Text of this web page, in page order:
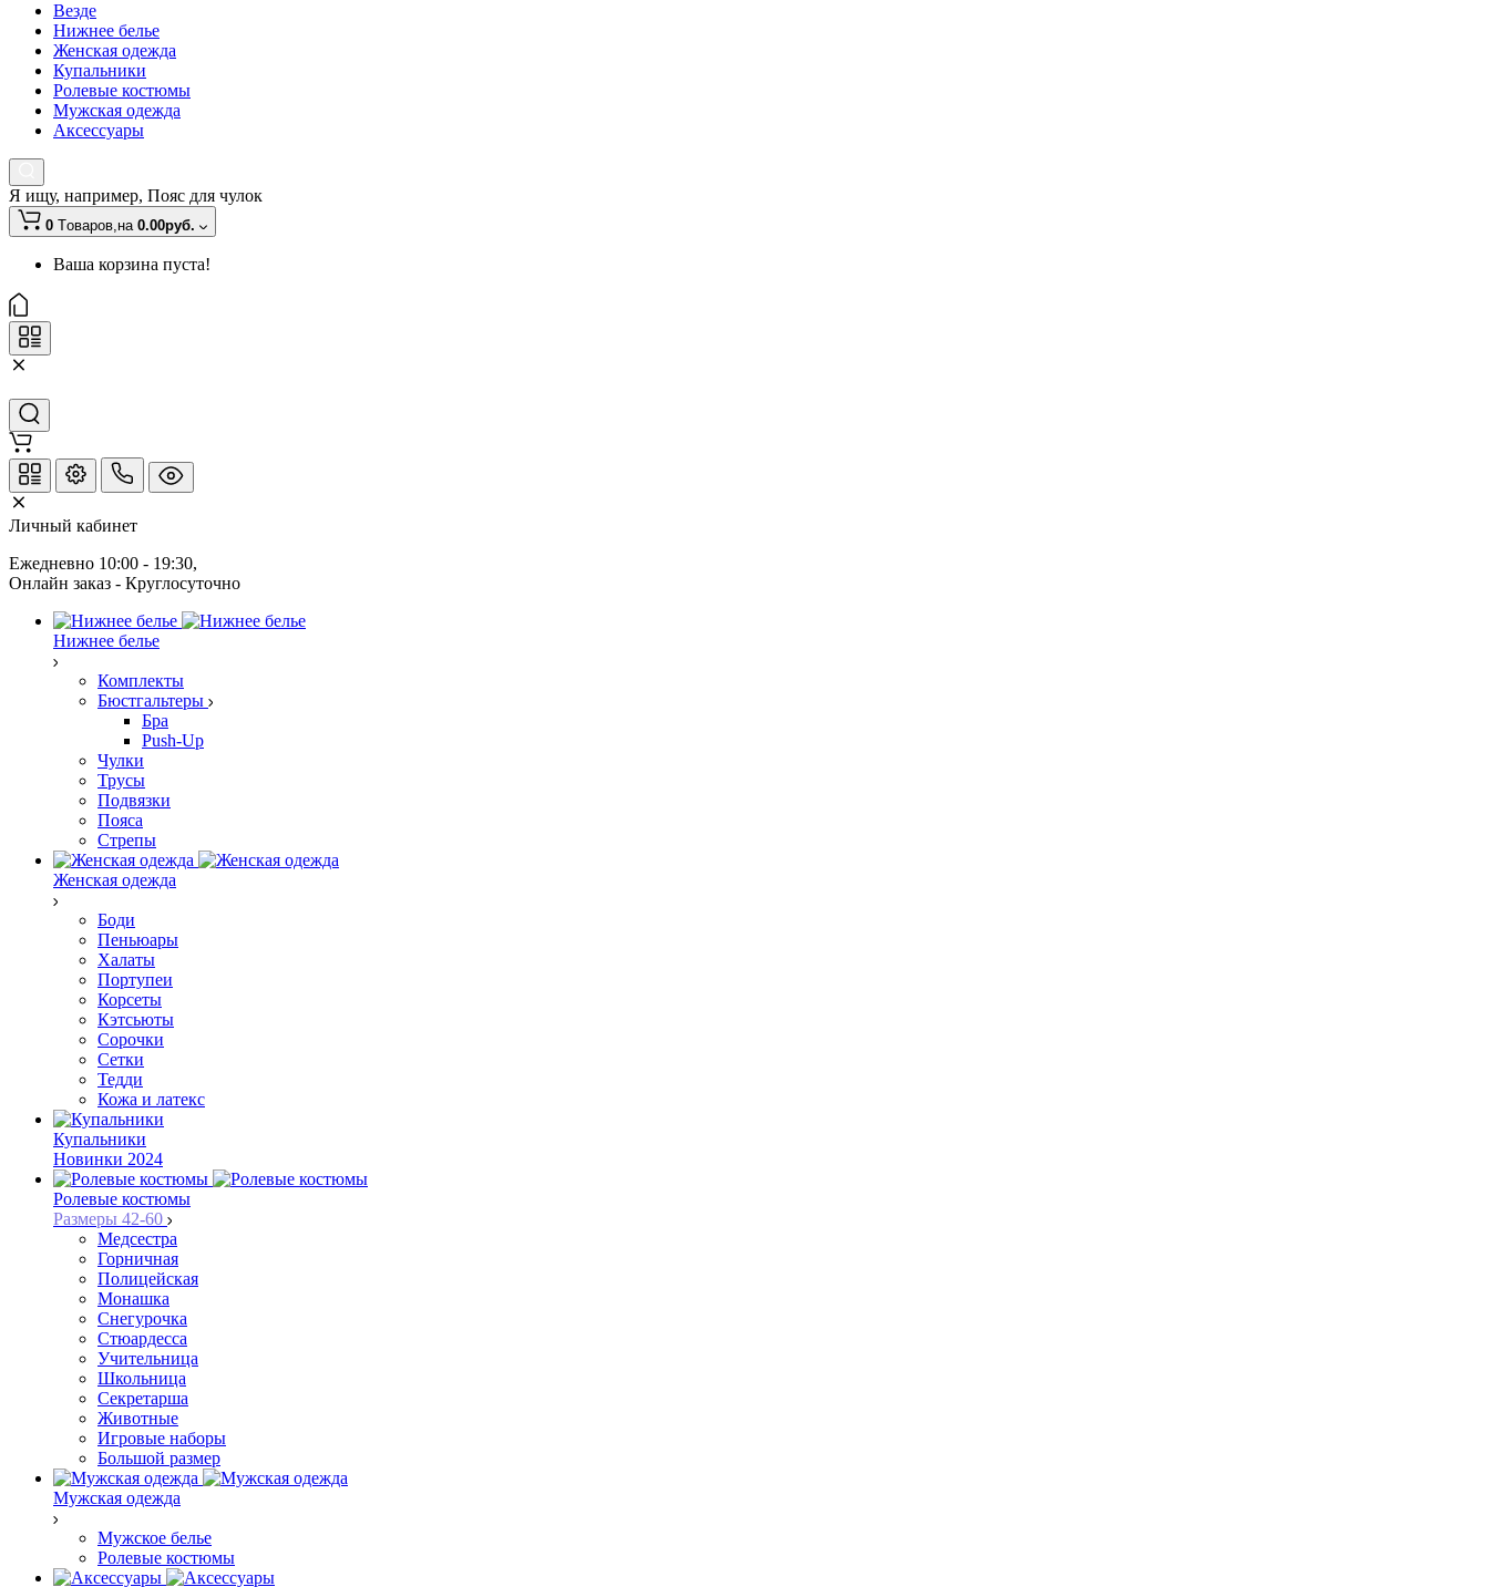
Везде
Нижнее белье
Женская одежда
Купальники
Ролевые костюмы
Мужская одежда
Аксессуары
Я ищу, например, Пояс для чулок
0 Tоваров,на 0.00руб.
Ваша корзина пуста!
Личный кабинет
Ежедневно 10:00 - 19:30,
Онлайн заказ - Круглосуточно
Нижнее белье
Комплекты
Бюстгальтеры
Бра
Push-Up
Чулки
Трусы
Подвязки
Пояса
Стрепы
Женская одежда
Боди
Пеньюары
Халаты
Портупеи
Корсеты
Кэтсьюты
Сорочки
Сетки
Тедди
Кожа и латекс
Купальники
Новинки 2024
Ролевые костюмы
Размеры 42-60
Медсестра
Горничная
Полицейская
Монашка
Снегурочка
Стюардесса
Учительница
Школьница
Секретарша
Животные
Игровые наборы
Большой размер
Мужская одежда
Мужское белье
Ролевые костюмы